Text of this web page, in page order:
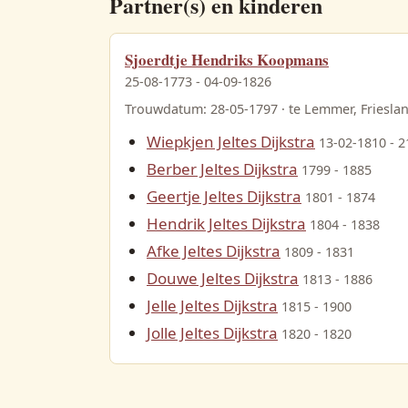
Sjoerdtje Hendriks Koopmans
25-08-1773 - 04-09-1826
Trouwdatum: 28-05-1797 · te Lemmer,
Wiepkjen Jeltes Dijkstra 13-02-1810 -
Berber Jeltes Dijkstra 1799 - 1885
Geertje Jeltes Dijkstra 1801 - 1874
Hendrik Jeltes Dijkstra 1804 - 1838
Afke Jeltes Dijkstra 1809 - 1831
Douwe Jeltes Dijkstra 1813 - 1886
Jelle Jeltes Dijkstra 1815 - 1900
Jolle Jeltes Dijkstra 1820 - 1820